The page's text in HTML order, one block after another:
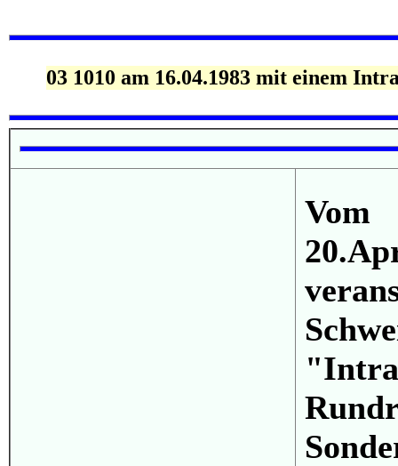
03 1010 am 16.04.1983 mit einem